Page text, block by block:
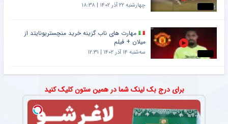
چهارشنبه ۲۲ آذر ۱۴۰۲ | ۱۸:۳۸
مهارت های ناب گزینه خرید منچستریونایتد از
میلان + فیلم
سه‌شنبه ۱۴ آذر ۱۴۰۲ | ۱۲:۳۱
برای درج بک لینک شما در همین ستون کلیک کنید